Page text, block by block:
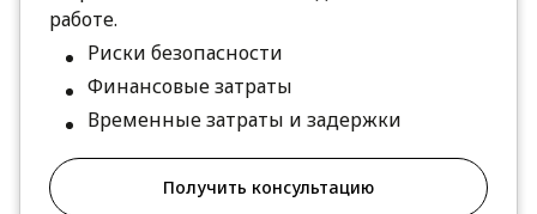
работе.
Риски безопасности
Финансовые затраты
Временные затраты и задержки
Получить консультацию